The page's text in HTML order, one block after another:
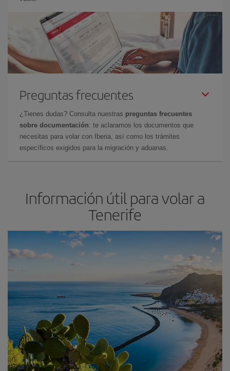
Preguntas frecuentes
¿Tienes dudas? Consulta nuestras preguntas frecuentes
sobre documentación: te aclaramos los documentos que
necesitas para volar con Iberia, así como los trámites
específicos exigidos para la migración y aduanas.
Información útil para volar a
Tenerife